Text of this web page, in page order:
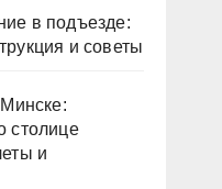
в подъезде:
и советы
столице
и